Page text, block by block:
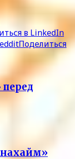
в LinkedIn
Поделиться